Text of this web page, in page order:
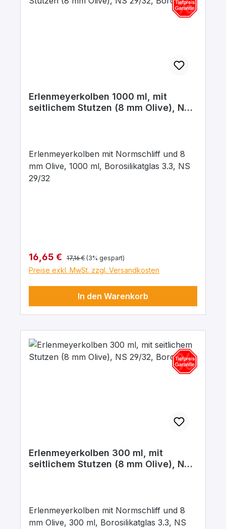
Erlenmeyerkolben 1000 ml, mit
seitlichem Stutzen (8 mm Olive), NS
Erlenmeyerkolben mit Normschliff und 8
mm Olive, 1000 ml, Borosilikatglas 3.3, NS
29/32
Verkaufspreis:
16,65 € Regulärer Preis:
17,16 € (3% gespart)
Preise exkl. MwSt. zzgl. Versandkosten
In den Warenkorb
Erlenmeyerkolben 300 ml, mit
seitlichem Stutzen (8 mm Olive), NS
Erlenmeyerkolben mit Normschliff und 8
mm Olive, 300 ml, Borosilikatglas 3.3, NS